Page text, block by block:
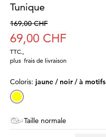
Tunique
169,00 CHF
69,00 CHF
TTC.
plus frais de livraison
Coloris: jaune / noir / à motifs
Taille normale